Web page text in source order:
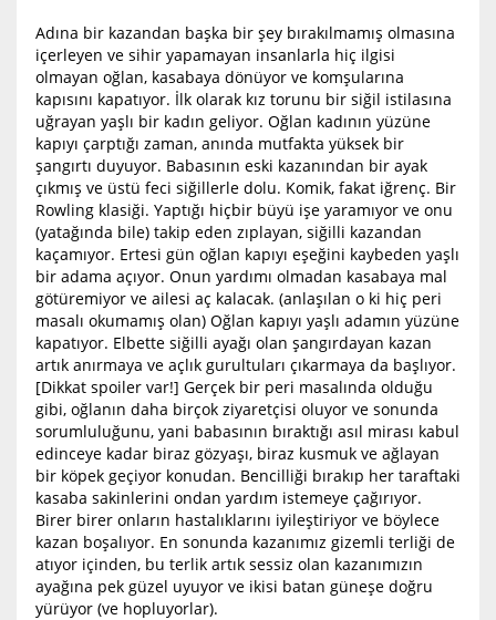
Adına bir kazandan başka bir şey bırakılmamış olmasına
içerleyen ve sihir yapamayan insanlarla hiç ilgisi
olmayan oğlan, kasabaya dönüyor ve komşularına
kapısını kapatıyor. İlk olarak kız torunu bir siğil istilasına
uğrayan yaşlı bir kadın geliyor. Oğlan kadının yüzüne
kapıyı çarptığı zaman, anında mutfakta yüksek bir
şangırtı duyuyor. Babasının eski kazanından bir ayak
çıkmış ve üstü feci siğillerle dolu. Komik, fakat iğrenç. Bir
Rowling klasiği. Yaptığı hiçbir büyü işe yaramıyor ve onu
(yatağında bile) takip eden zıplayan, siğilli kazandan
kaçamıyor. Ertesi gün oğlan kapıyı eşeğini kaybeden yaşlı
bir adama açıyor. Onun yardımı olmadan kasabaya mal
götüremiyor ve ailesi aç kalacak. (anlaşılan o ki hiç peri
masalı okumamış olan) Oğlan kapıyı yaşlı adamın yüzüne
kapatıyor. Elbette siğilli ayağı olan şangırdayan kazan
artık anırmaya ve açlık gurultuları çıkarmaya da başlıyor.
[Dikkat spoiler var!] Gerçek bir peri masalında olduğu
gibi, oğlanın daha birçok ziyaretçisi oluyor ve sonunda
sorumluluğunu, yani babasının bıraktığı asıl mirası kabul
edinceye kadar biraz gözyaşı, biraz kusmuk ve ağlayan
bir köpek geçiyor konudan. Bencilliği bırakıp her taraftaki
kasaba sakinlerini ondan yardım istemeye çağırıyor.
Birer birer onların hastalıklarını iyileştiriyor ve böylece
kazan boşalıyor. En sonunda kazanımız gizemli terliği de
atıyor içinden, bu terlik artık sessiz olan kazanımızın
ayağına pek güzel uyuyor ve ikisi batan güneşe doğru
yürüyor (ve hopluyorlar).